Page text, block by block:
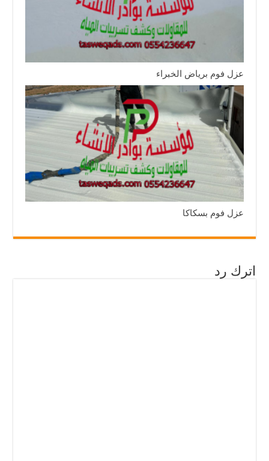
عزل فوم برياض الخبراء
عزل فوم بسكاكا
اترك رد